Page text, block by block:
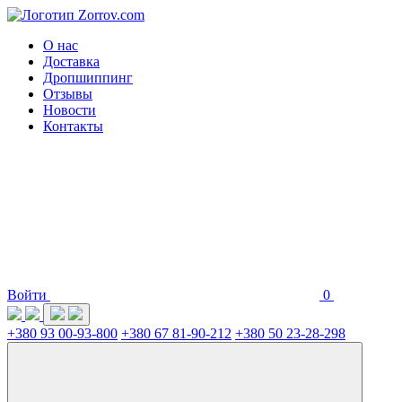
О нас
Доставка
Дропшиппинг
Отзывы
Новости
Контакты
Войти 0
+380 93 00-93-800 +380 67 81-90-212 +380 50 23-28-298